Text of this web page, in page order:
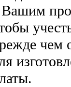
чем